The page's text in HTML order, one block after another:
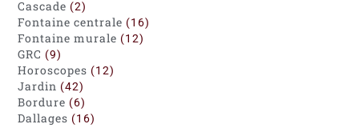
Cascade 2
Fontaine centrale 16
Fontaine murale 12
GRC 9
Horoscopes 12
Jardin 42
Bordure 6
Dallages 16